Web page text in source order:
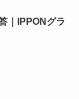
｜IPPONグラ